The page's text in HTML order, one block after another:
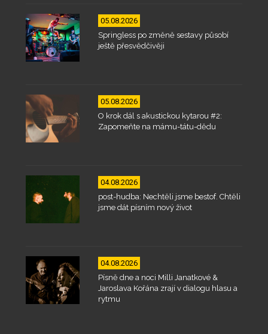
05.08.2026
Springless po změně sestavy působí
ještě přesvědčivěji
05.08.2026
O krok dál s akustickou kytarou #2:
Zapomeňte na mámu-tátu-dědu
04.08.2026
post-hudba: Nechtěli jsme bestof. Chtěli
jsme dát písním nový život
04.08.2026
Písně dne a noci Milli Janatkové &
Jaroslava Kořána zrají v dialogu hlasu a
rytmu